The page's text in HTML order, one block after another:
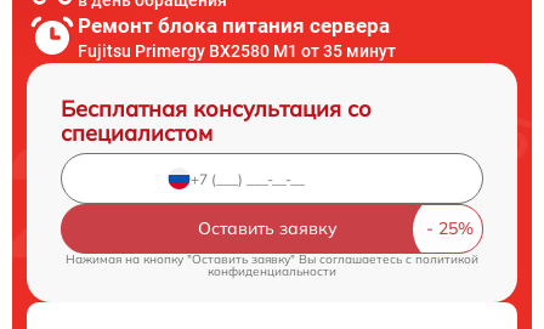
Ремонт блока питания сервера
Fujitsu Primergy BX2580 M1 от 35 минут
Бесплатная консультация со
специалистом
Оставить заявку
Нажимая на кнопку "Оставить заявку" Вы соглашаетесь cполитикой
конфиденциальности